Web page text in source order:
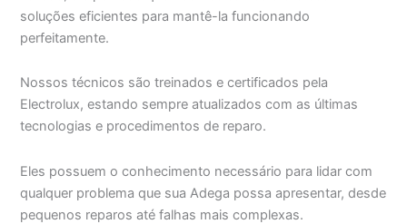
soluções eficientes para mantê-la funcionando
perfeitamente.
Nossos técnicos são treinados e certificados pela
Electrolux, estando sempre atualizados com as últimas
tecnologias e procedimentos de reparo.
Eles possuem o conhecimento necessário para lidar com
qualquer problema que sua Adega possa apresentar, desde
pequenos reparos até falhas mais complexas.